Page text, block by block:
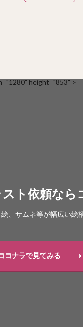
height="853" >
スト依頼なら
、サムネ等が幅広い絵
コナラで見てみる